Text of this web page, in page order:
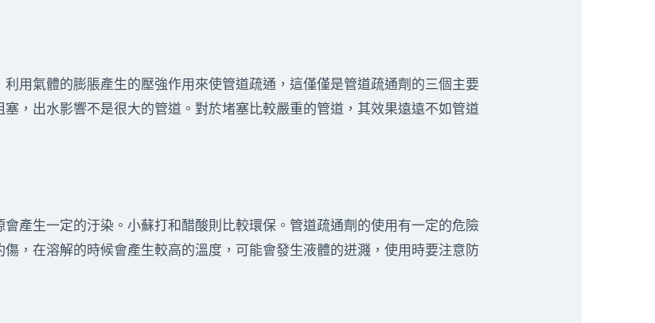
用氣體的膨脹產生的壓強作用來使管道疏通，這僅僅是管道疏通劑的三個主要
，出水影響不是很大的管道。對於堵塞比較嚴重的管道，其效果遠遠不如管道
產生一定的汙染。小蘇打和醋酸則比較環保。管道疏通劑的使用有一定的危險
，在溶解的時候會產生較高的溫度，可能會發生液體的迸濺，使用時要注意防